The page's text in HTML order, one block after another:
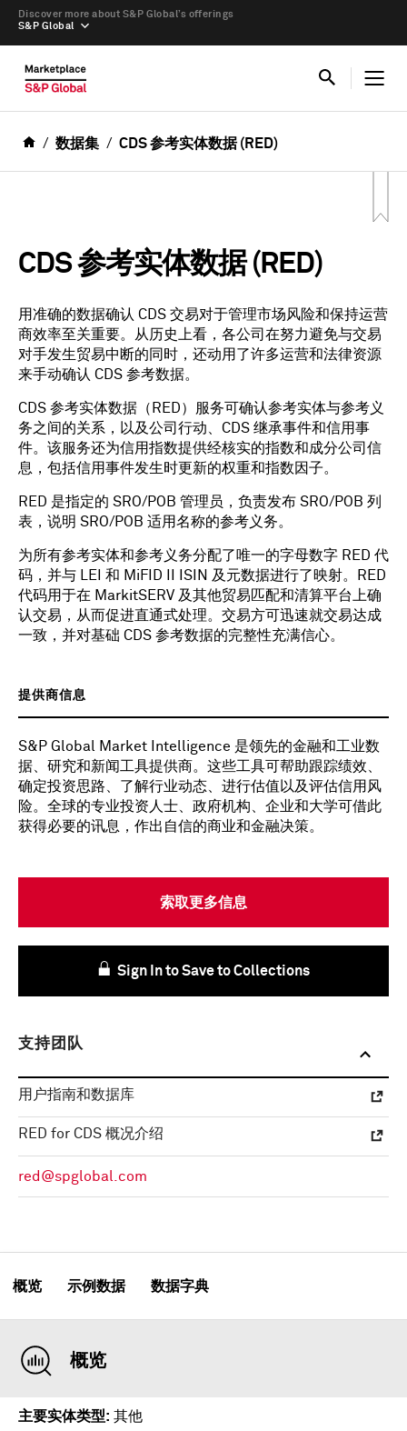
S&P Global
Discover more about S&P Global’s offerings
数据集 CDS 参考实体数据 (RED)
CDS 参考实体数据 (RED)
用准确的数据确认 CDS 交易对于管理市场风险和保持运营
商效率至关重要。从历史上看，各公司在努力避免与交易
对手发生贸易中断的同时，还动用了许多运营和法律资源
来手动确认 CDS 参考数据。
CDS 参考实体数据（RED）服务可确认参考实体与参考义
务之间的关系，以及公司行动、CDS 继承事件和信用事
件。该服务还为信用指数提供经核实的指数和成分公司信
息，包括信用事件发生时更新的权重和指数因子。
RED 是指定的 SRO/POB 管理员，负责发布 SRO/POB 列
表，说明 SRO/POB 适用名称的参考义务。
为所有参考实体和参考义务分配了唯一的字母数字 RED 代
码，并与 LEI 和 MiFID II ISIN 及元数据进行了映射。RED
代码用于在 MarkitSERV 及其他贸易匹配和清算平台上确
认交易，从而促进直通式处理。交易方可迅速就交易达成
一致，并对基础 CDS 参考数据的完整性充满信心。
提供商信息
S&P Global Market Intelligence 是领先的金融和工业数
据、研究和新闻工具提供商。这些工具可帮助跟踪绩效、
确定投资思路、了解行业动态、进行估值以及评估信用风
险。全球的专业投资人士、政府机构、企业和大学可借此
获得必要的讯息，作出自信的商业和金融决策。
索取更多信息
Sign In to Save to Collections
支持团队
用户指南和数据库
RED for CDS 概况介绍
red@spglobal.com
概览 示例数据 数据字典
概览
主要实体类型 其他